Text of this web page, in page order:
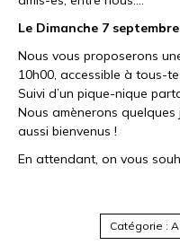
Le Dimanche 7
Nous vous proposerons
10h00, accessible à tous-
Suivi d’un pique-nique
Nous amènerons
aussi bienvenus !
En attendant, on vous
Catégorie :